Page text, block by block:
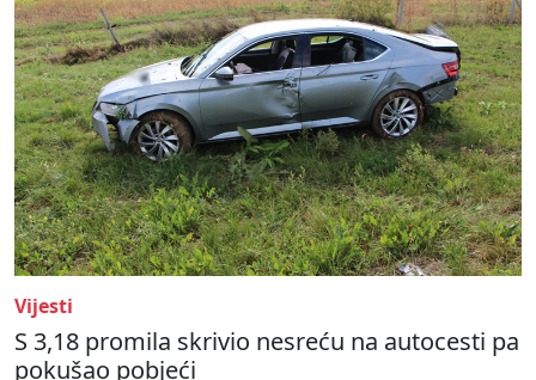
Vijesti
S 3,18 promila skrivio nesreću na autocesti pa
pokušao pobjeći